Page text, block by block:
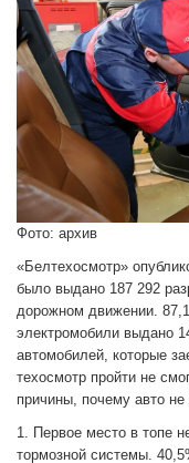
Фото: архив
«Белтехосмотр»
было выдано 187 292
дорожном движении.
электромобили выдано
автомобилей, которые
техосмотр пройти не
причины, почему авто
1. Первое место в топе
тормозной системы.